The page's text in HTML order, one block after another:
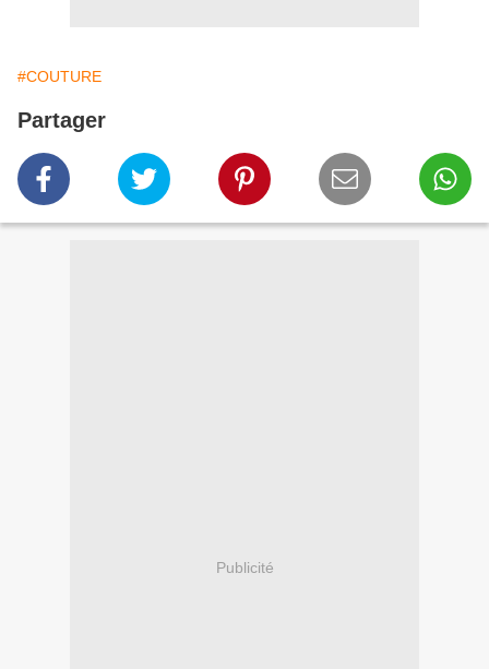
#COUTURE
Partager
Publicité